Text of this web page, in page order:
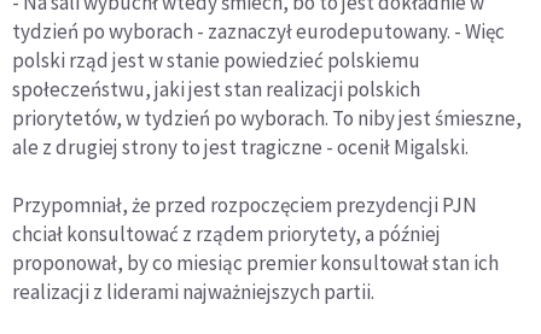
tydzień po wyborach - zaznaczył eurodeputowany. - Więc
polski rząd jest w stanie powiedzieć polskiemu
społeczeństwu, jaki jest stan realizacji polskich
priorytetów, w tydzień po wyborach. To niby jest śmieszne,
ale z drugiej strony to jest tragiczne - ocenił Migalski.
Przypomniał, że przed rozpoczęciem prezydencji PJN
chciał konsultować z rządem priorytety, a później
proponował, by co miesiąc premier konsultował stan ich
realizacji z liderami najważniejszych partii.